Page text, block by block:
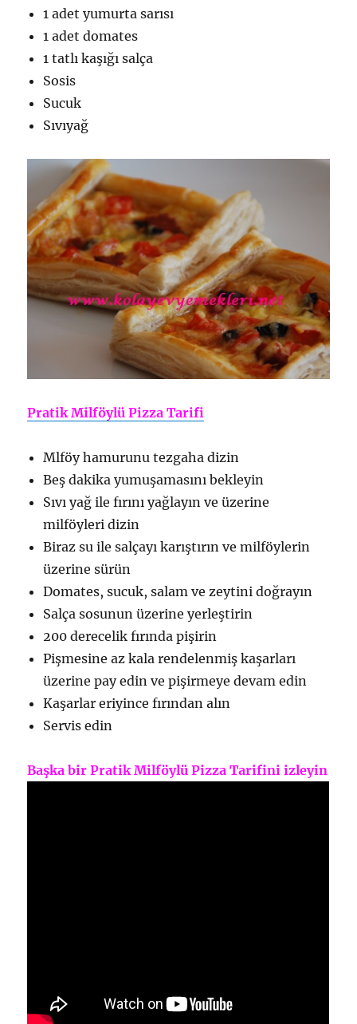
1 adet yumurta sarısı
1 adet domates
1 tatlı kaşığı salça
Sosis
Sucuk
Sıvıyağ
Pratik Milföylü Pizza Tarifi
Mlföy hamurunu tezgaha dizin
Beş dakika yumuşamasını bekleyin
Sıvı yağ ile fırını yağlayın ve üzerine
milföyleri dizin
Biraz su ile salçayı karıştırın ve milföylerin
üzerine sürün
Domates, sucuk, salam ve zeytini doğrayın
Salça sosunun üzerine yerleştirin
200 derecelik fırında pişirin
Pişmesine az kala rendelenmiş kaşarları
üzerine pay edin ve pişirmeye devam edin
Kaşarlar eriyince fırından alın
Servis edin
Başka bir Pratik Milföylü Pizza Tarifini izleyin